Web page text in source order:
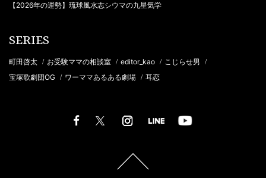
【2026年の運勢】琉球風水志シウマの九星気学
SERIES
町田啓太 / お受験ママの相談室 / editor_kao / こじらせ男 /
宝塚歌劇団OG / ワーママあるある劇場 / 耳恋